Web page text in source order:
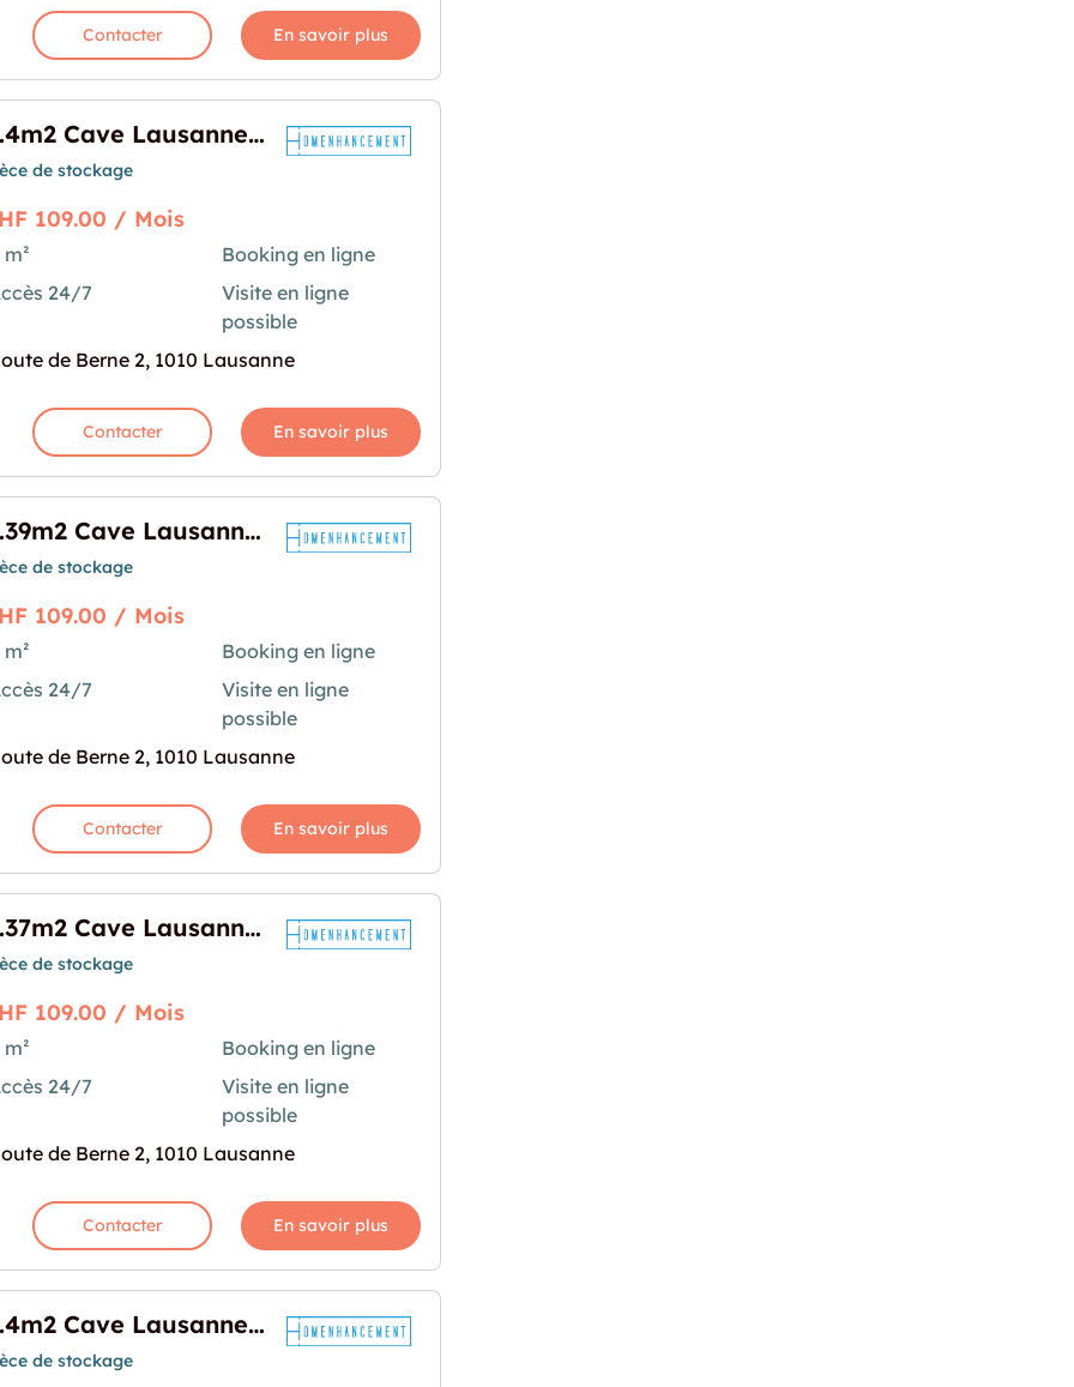
Contacter En savoir plus
- Route de Berne 2"
pour "0.4m2 Cave Lausanne - Route de Berne 2"
0.4m2 Cave Lausanne - Route de Berne 2
de stockage
109.00 / Mois
Booking en ligne
24/7
Visite en ligne
possible
de Berne 2, 1010 Lausanne
Contacter En savoir plus
- Route de Berne 2"
pour "0.39m2 Cave Lausanne - Route de Berne 2"
0.39m2 Cave Lausanne - Route de Berne 2
de stockage
109.00 / Mois
Booking en ligne
24/7
Visite en ligne
possible
de Berne 2, 1010 Lausanne
Contacter En savoir plus
- Route de Berne 2"
pour "0.37m2 Cave Lausanne - Route de Berne 2"
0.37m2 Cave Lausanne - Route de Berne 2
de stockage
109.00 / Mois
Booking en ligne
24/7
Visite en ligne
possible
de Berne 2, 1010 Lausanne
Contacter En savoir plus
0.4m2 Cave Lausanne - Route de Berne 2
de stockage